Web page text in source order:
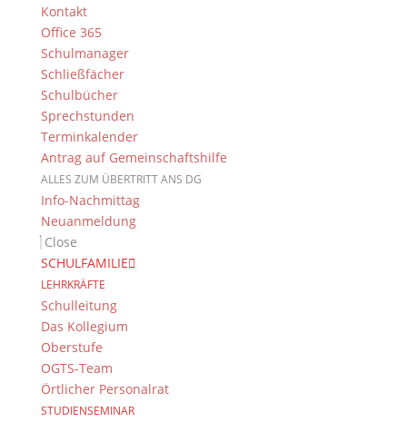
Kontakt
Office 365
Schulmanager
Schließfächer
Schulbücher
Sprechstunden
Terminkalender
Antrag auf Gemeinschaftshilfe
ALLES ZUM ÜBERTRITT ANS DG
Info-Nachmittag
Neuanmeldung
Close
SCHULFAMILIE
LEHRKRÄFTE
Schulleitung
Das Kollegium
Oberstufe
OGTS-Team
Örtlicher Personalrat
STUDIENSEMINAR
wichtige Grundlage im Hinblick auf den geplanten
Neubau (Baubeginn frühestens im Jahr 2028).
Bei den Schülerinnen und Schülern der 11.
Jahrgangsstufe fand das neue Gebäude mit seiner
angenehmen Lernatmosphäre großen Anklang.
Nadine Kaiser
Suche
Newsarchiv
Newsarchiv